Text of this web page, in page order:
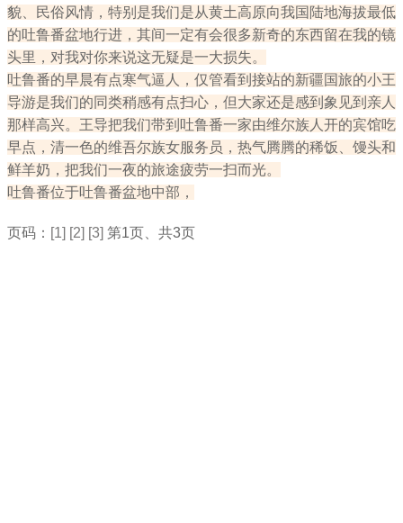
貌、民俗风情，特别是我们是从黄土高原向我国陆地海拔最低
的吐鲁番盆地行进，其间一定有会很多新奇的东西留在我的镜
头里，对我对你来说这无疑是一大损失。
吐鲁番的早晨有点寒气逼人，仅管看到接站的新疆国旅的小王
导游是我们的同类稍感有点扫心，但大家还是感到象见到亲人
那样高兴。王导把我们带到吐鲁番一家由维尔族人开的宾馆吃
早点，清一色的维吾尔族女服务员，热气腾腾的稀饭、馒头和
鲜羊奶，把我们一夜的旅途疲劳一扫而光。
吐鲁番位于吐鲁番盆地中部，
页码： [1] [2] [3] 第1页、共3页